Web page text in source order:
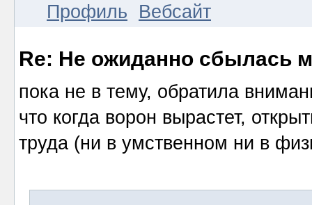
Профиль
Вебсайт
Re: Не ожиданно сбылась
пока не в тему, обратила
что когда ворон вырастет,
труда (ни в умственном ни в